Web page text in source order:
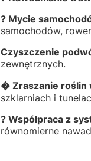
? Mycie
samochodów,
Czyszczenie
zewnętrznych.
� Zraszanie roślin
szklarniach i
? Współpraca z
równomierne